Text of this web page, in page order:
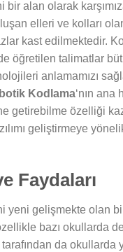
alan olarak
elleri ve kolları
kast edilmektedir.
öğretilen talimatlar
anlamamızı
Kodlama‘nın
getirebilme özelliği
geliştirmeye
Faydaları
gelişmekte olan
bazı okullarda
tarafından da okullarda